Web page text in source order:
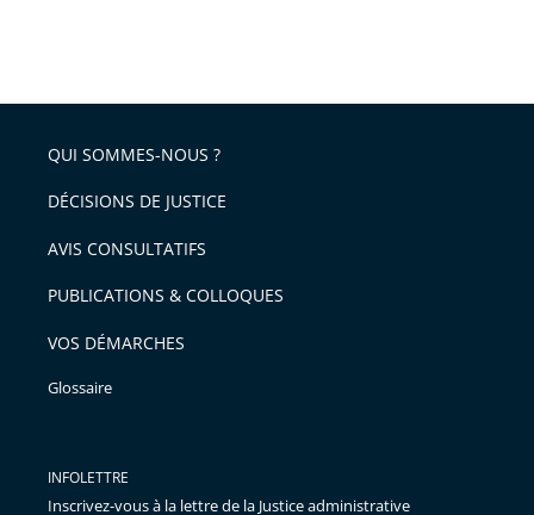
QUI SOMMES-NOUS ?
DÉCISIONS DE JUSTICE
AVIS CONSULTATIFS
PUBLICATIONS & COLLOQUES
VOS DÉMARCHES
Glossaire
INFOLETTRE
Inscrivez-vous à la lettre de la Justice administrative